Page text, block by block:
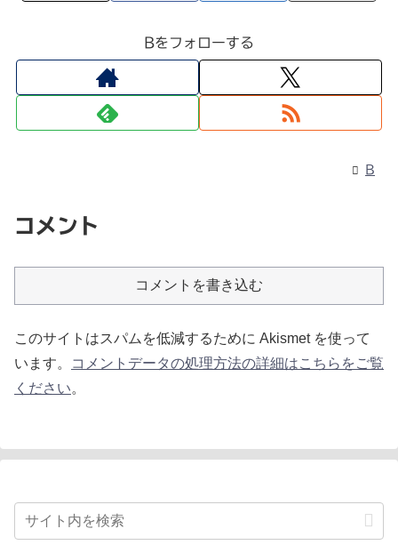
Bをフォローする
B
コメント
コメントを書き込む
このサイトはスパムを低減するために Akismet を使って
います。
コメントデータの処理方法の詳細はこちらをご覧
ください。